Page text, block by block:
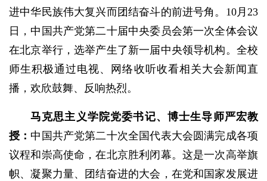
进中华民族伟大复兴而团结奋斗的前进号角。10月23
日，中国共产党第二十届中央委员会第一次全体会议
在北京举行，选举产生了新一届中央领导机构。全校
师生积极通过电视、网络收听收看相关大会新闻直
播，欢欣鼓舞、反响热烈。
马克思主义学院党委书记、博士生导师严宏教
授： 中国共产党第二十次全国代表大会圆满完成各项
议程和崇高使命，在北京胜利闭幕。这是一次高举旗
帜、凝聚力量、团结奋进的大会，在党和国家发展进